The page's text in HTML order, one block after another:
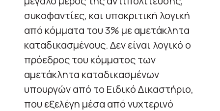
συκοφαντίες, και υποκριτική λογική
από κόμματα του 3% με αμετάκλητα
καταδικασμένους. Δεν είναι λογικό ο
πρόεδρος του κόμματος των
αμετάκλητα καταδικασμένων
υπουργών από το Ειδικό Δικαστήριο,
που εξελέγη μέσα από νυχτερινό